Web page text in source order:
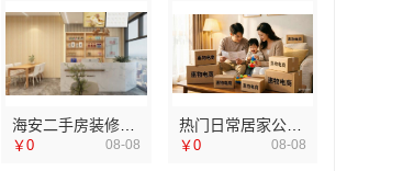
￥0 08-08
热门日常居家公司价格，湖北省惠物电子商务有限公司一站购齐
￥0 08-08